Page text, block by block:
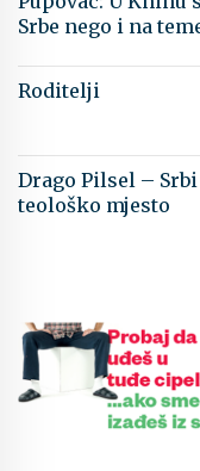
Srbe nego i na
Roditelji
Drago Pilsel –
teološko mjesto